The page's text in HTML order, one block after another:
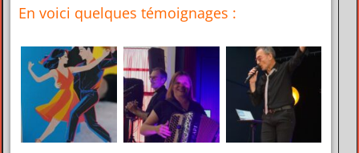
En voici quelques témoignages :